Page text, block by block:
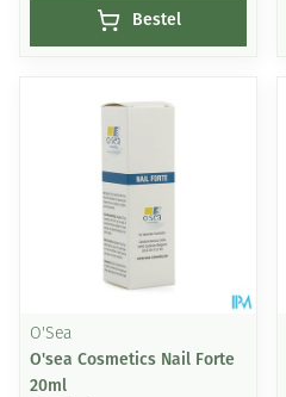
Bestel
O'Sea
O'sea Cosmetics Nail Forte
20ml